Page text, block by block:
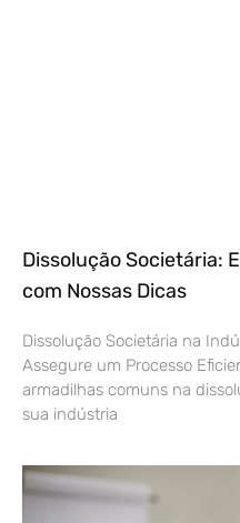
Dissolução Societária:
com Nossas Dicas
Dissolução Societária na
Assegure um Processo
armadilhas comuns na
sua indústria